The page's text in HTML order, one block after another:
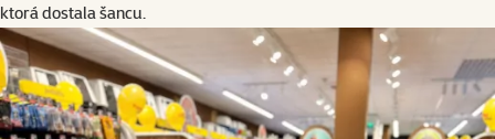
ktorá dostala šancu.